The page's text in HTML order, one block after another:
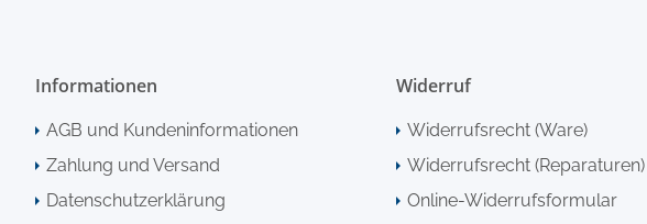
Informationen
AGB und Kundeninformationen
Zahlung und Versand
Datenschutzerklärung
Widerruf
Widerrufsrecht (Ware)
Widerrufsrecht (Reparaturen)
Online-Widerrufsformular